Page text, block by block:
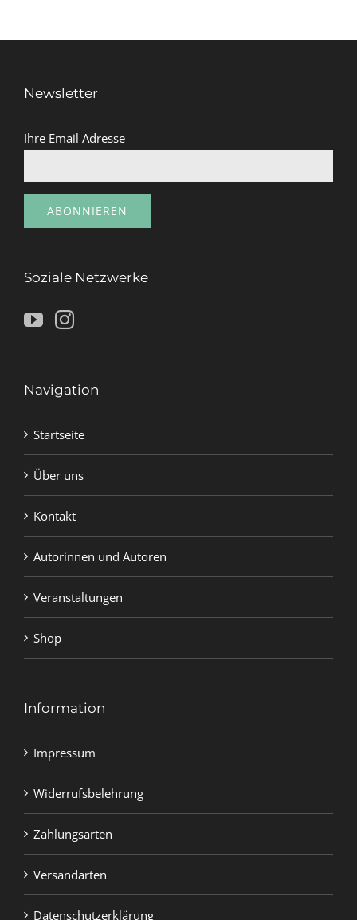
Newsletter
Ihre Email Adresse
Soziale Netzwerke
Navigation
Startseite
Über uns
Kontakt
Autorinnen und Autoren
Veranstaltungen
Shop
Information
Impressum
Widerrufsbelehrung
Zahlungsarten
Versandarten
Datenschutzerklärung